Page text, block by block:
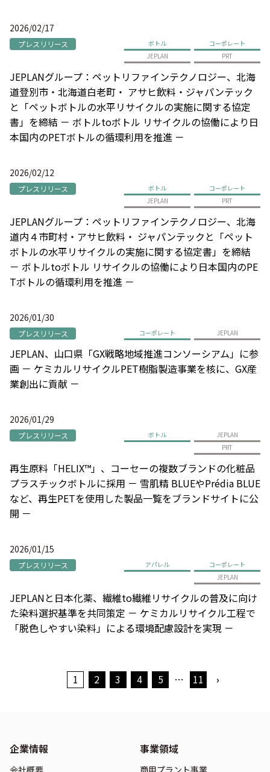
2026/02/17
プレスリリース ボトル
コーポレート
JEPLAN
PRT
JEPLANグループ：ペットリファインテクノロジー、北海
道登別市・北海道白老町・ アサヒ飲料・ジャパンテック
と「ペットボトルの水平リサイクルの実施に関する協定
書」を締結 － ボトルtoボトル リサイクルの協働により日
本国内のPETボトルの循環利用を推進 －
2026/02/12
プレスリリース ボトル
コーポレート
JEPLAN
PRT
JEPLANグループ：ペットリファインテクノロジー、北海
道内４市町村・アサヒ飲料・ ジャパンテックと「ペット
ボトルの水平リサイクルの実施に関する協定書」を締結
－ ボトルtoボトル リサイクルの協働により日本国内のPE
Tボトルの循環利用を推進 －
2026/01/30
プレスリリース コーポレート JEPLAN
JEPLAN、山口県「GX戦略地域推進コンソーシアム」に参
画 － ケミカルリサイクルPET樹脂製造事業を核に、GX産
業創出に貢献 －
2026/01/29
プレスリリース ボトル
JEPLAN
PRT
再生原料「HELIX™」、コーセーの複数ブランドの化粧品
プラスチックボトルに採用 － 雪肌精 BLUEやPrédia BLUE
など、再生PETを使用した製品一覧をブランドサイトに公
開 －
2026/01/15
プレスリリース アパレル
コーポレート
JEPLAN
JEPLANと日本化薬、繊維to繊維リサイクルの普及に向け
た染料選択基準を共同策定 － ケミカルリサイクル工程で
「脱色しやすい染料」による環境配慮設計を実現 －
1 2 3 4 5 … 11 ›
企業情報
会社概要
事業領域
商用プラント事業